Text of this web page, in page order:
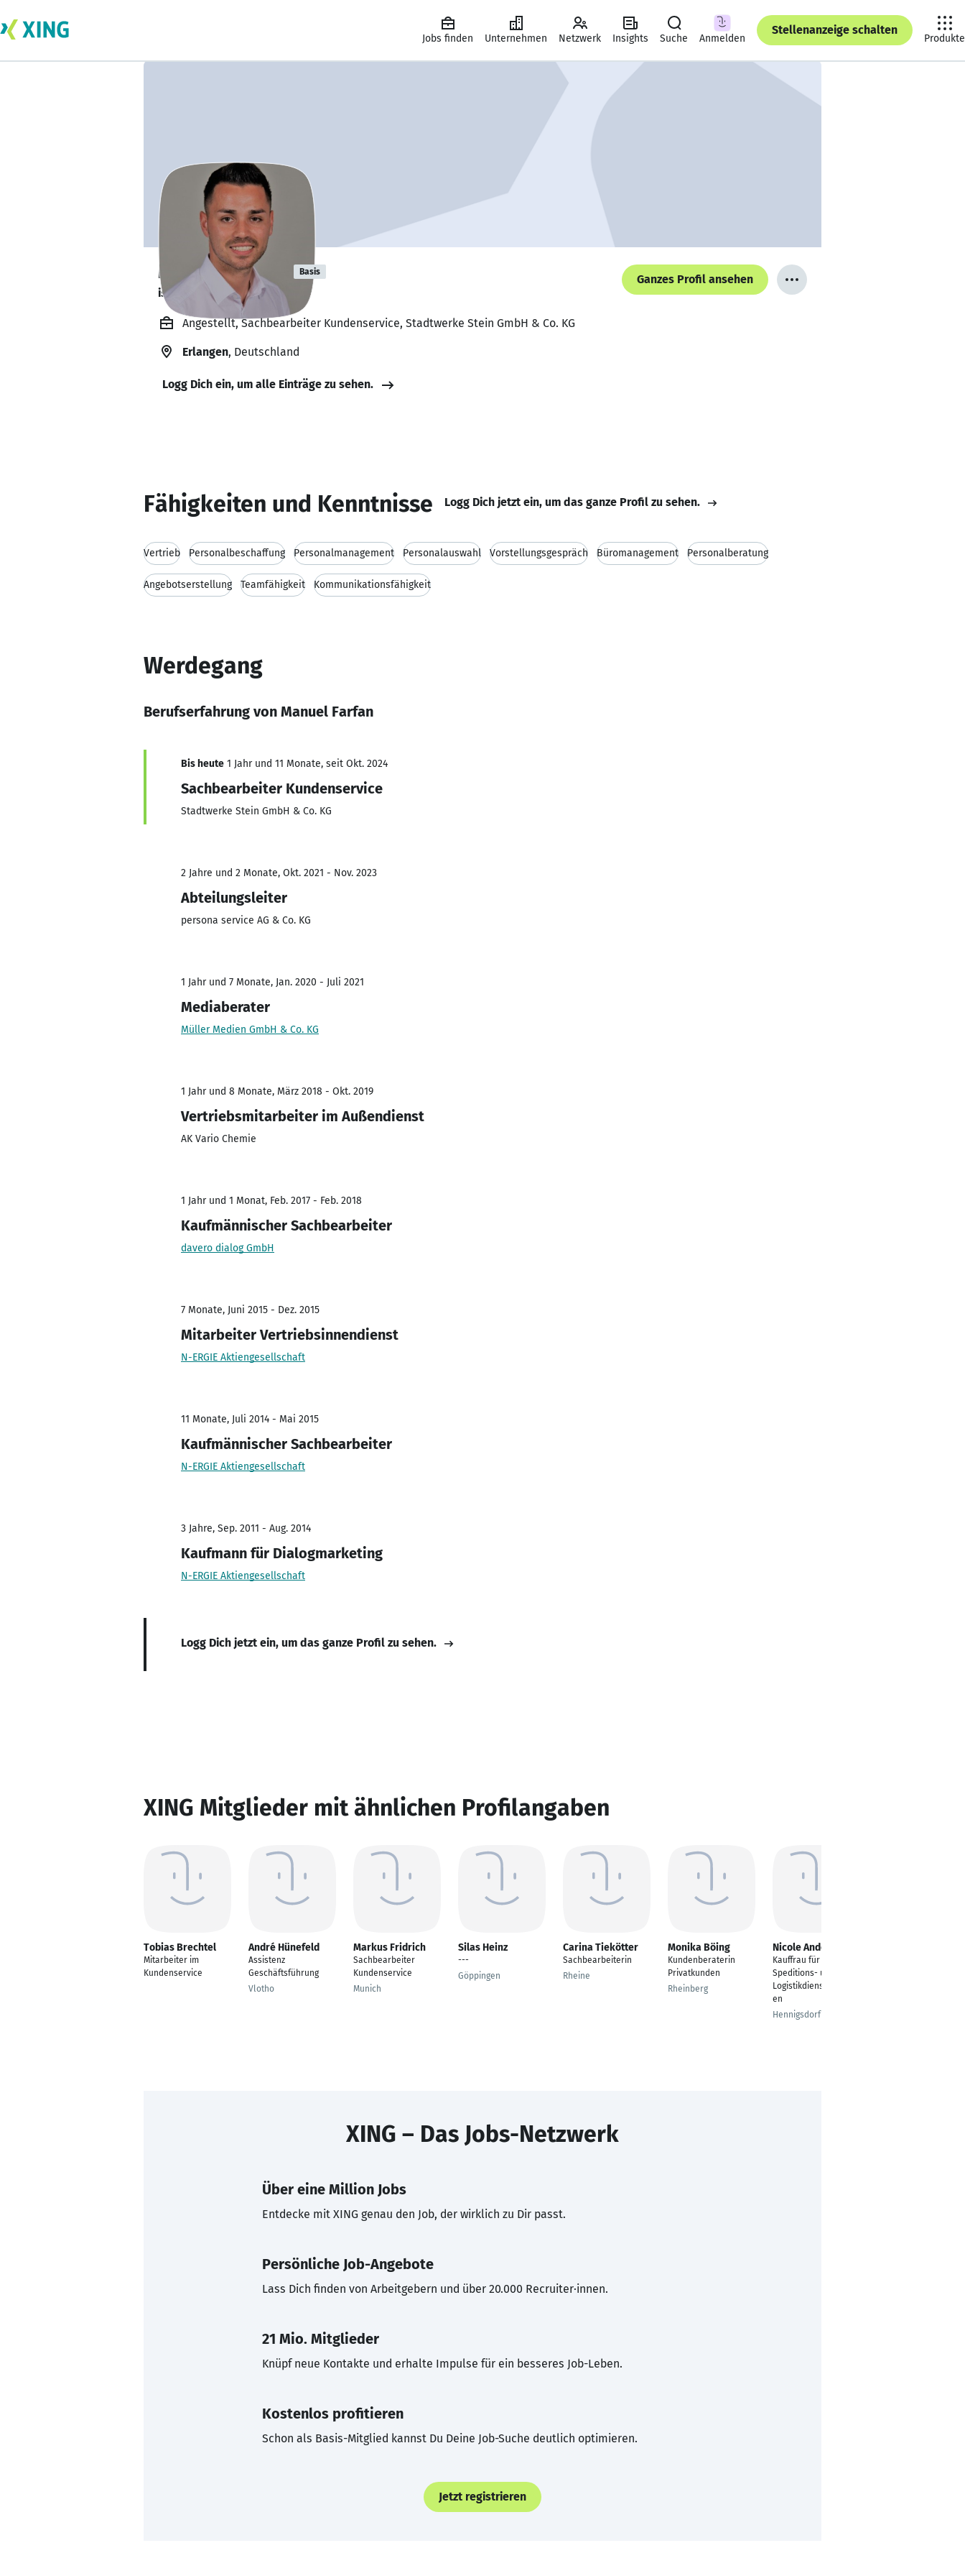
Jobs finden Unternehmen Netzwerk Insights Suche Anmelden
Stellenanzeige schalten
Produkte
Manuel Farfan Basis
ist offen für Projekte. 🔎
Ganzes Profil ansehen
Angestellt, Sachbearbeiter Kundenservice, Stadtwerke Stein GmbH & Co. KG
Erlangen, Deutschland
Logg Dich ein, um alle Einträge zu sehen.
Fähigkeiten und Kenntnisse Logg Dich jetzt ein, um das ganze Profil zu sehen.
Vertrieb Personalbeschaffung Personalmanagement Personalauswahl Vorstellungsgespräch Büromanagement Personalberatung
Angebotserstellung Teamfähigkeit Kommunikationsfähigkeit
Werdegang
Berufserfahrung von Manuel Farfan
Bis heute 1 Jahr und 11 Monate, seit Okt. 2024
Sachbearbeiter Kundenservice
Stadtwerke Stein GmbH & Co. KG
2 Jahre und 2 Monate, Okt. 2021 - Nov. 2023
Abteilungsleiter
persona service AG & Co. KG
1 Jahr und 7 Monate, Jan. 2020 - Juli 2021
Mediaberater
Müller Medien GmbH & Co. KG
1 Jahr und 8 Monate, März 2018 - Okt. 2019
Vertriebsmitarbeiter im Außendienst
AK Vario Chemie
1 Jahr und 1 Monat, Feb. 2017 - Feb. 2018
Kaufmännischer Sachbearbeiter
davero dialog GmbH
7 Monate, Juni 2015 - Dez. 2015
Mitarbeiter Vertriebsinnendienst
N-ERGIE Aktiengesellschaft
11 Monate, Juli 2014 - Mai 2015
Kaufmännischer Sachbearbeiter
N-ERGIE Aktiengesellschaft
3 Jahre, Sep. 2011 - Aug. 2014
Kaufmann für Dialogmarketing
N-ERGIE Aktiengesellschaft
Logg Dich jetzt ein, um das ganze Profil zu sehen.
XING Mitglieder mit ähnlichen Profilangaben
Tobias Brechtel
Mitarbeiter im
Kundenservice
André Hünefeld
Assistenz
Geschäftsführung
Vlotho
Markus Fridrich
Sachbearbeiter
Kundenservice
Munich
Silas Heinz
---
Göppingen
Carina Tiekötter
Sachbearbeiterin
Rheine
Monika Böing
Kundenberaterin
Privatkunden
Rheinberg
Nicole Andersson
Kauffrau für
Speditions- und
Logistikdienstleistung
en
Hennigsdorf
XING – Das Jobs-Netzwerk
Über eine Million Jobs
Entdecke mit XING genau den Job, der wirklich zu Dir passt.
Persönliche Job-Angebote
Lass Dich finden von Arbeitgebern und über 20.000 Recruiter·innen.
21 Mio. Mitglieder
Knüpf neue Kontakte und erhalte Impulse für ein besseres Job-Leben.
Kostenlos profitieren
Schon als Basis-Mitglied kannst Du Deine Job-Suche deutlich optimieren.
Jetzt registrieren